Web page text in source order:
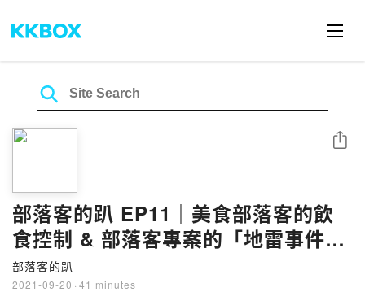
部落客的趴 EP11｜美食部落客的飲
食控制 & 部落客專案的「地雷事件
簿」
部落客的趴
2021-09-20 · 41 minutes
Share